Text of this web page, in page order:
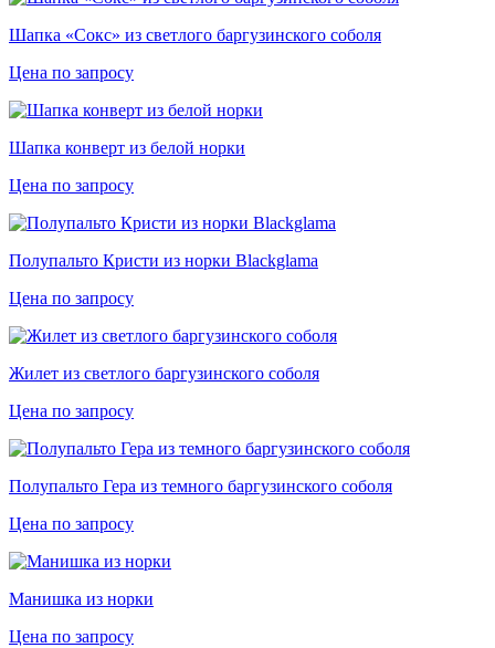
Шапка «Сокс» из светлого баргузинского соболя
Цена по запросу
Шапка конверт из белой норки
Цена по запросу
Полупальто Кристи из норки Blackglama
Цена по запросу
Жилет из светлого баргузинского соболя
Цена по запросу
Полупальто Гера из темного баргузинского соболя
Цена по запросу
Манишка из норки
Цена по запросу